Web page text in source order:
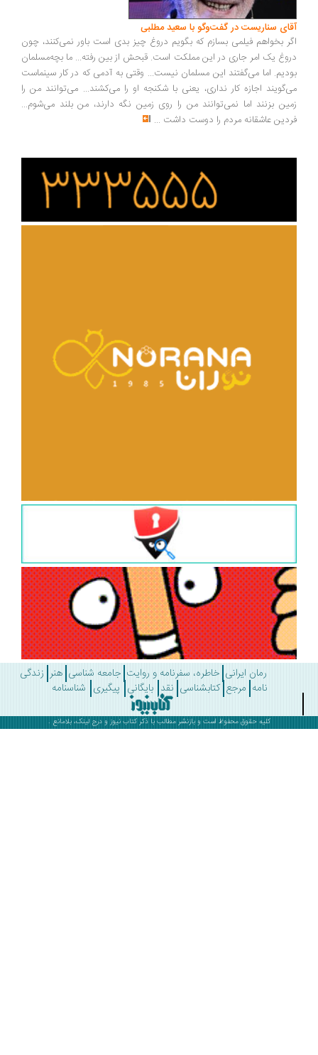
سناریست در گفت‌وگو با سعید مطلبی
بخواهم فیلمی بسازم که بگویم دروغ چیز بدی است باور نمی‌کنند، چون
یک امر جاری در این مملکت است. قبحش از بین رفته... ما بچه‌مسلمان
اما می‌گفتند این مسلمان نیست... وقتی به آدمی که در کار سینماست
اجازه کار نداری، یعنی با شکنجه او را می‌کشند... می‌توانند من را
بزنند اما نمی‌توانند من را روی زمین نگه دارند، من بلند می‌شوم...
عاشقانه مردم را دوست داشت ...
رمان ایرانی خاطره، سفرنامه و روایت جامعه شناسی هنر زندگی
مرجع کتابشناسی نقد بایگانی پیگیری شناسنامه
کلیه حقوق محفوظ است و بازنشر مطالب با ذکرکتاب نیوز و درج لینک، بلامانع .